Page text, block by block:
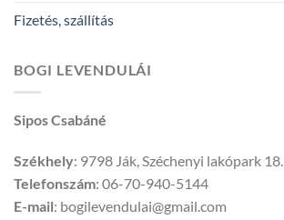
Fizetés, szállítás
BOGI LEVENDULÁI
Sipos Csabáné
Székhely: 9798 Ják, Széchenyi lakópark 18.
Telefonszám: 06-70-940-5144
E-mail: bogilevendulai@gmail.com